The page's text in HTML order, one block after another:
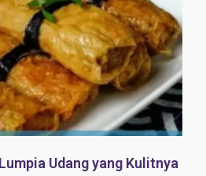
Udang yang Kulitnya